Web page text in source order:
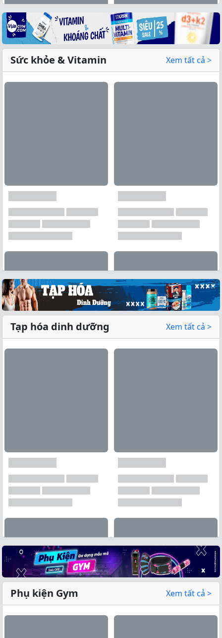
Xem tất cả →
Xem tất cả →
Sức khỏe & Vitamin Xem tất cả >
Xem tất cả →
Tạp hóa dinh dưỡng Xem tất cả >
Phụ kiện Gym Xem tất cả >